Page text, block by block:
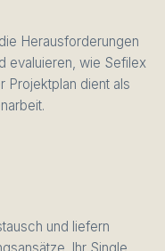
Herausforderungen
evaluieren, wie Sefilex
Projektplan dient als
und liefern